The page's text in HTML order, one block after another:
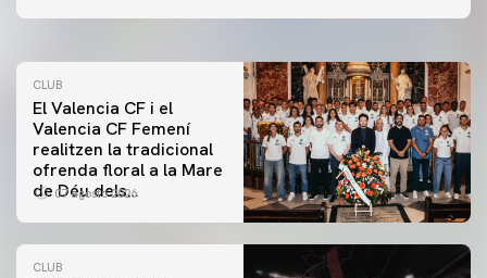
CLUB
El Valencia CF i el
Valencia CF Femení
realitzen la tradicional
ofrenda floral a la Mare
de Déu dels
07 agosto 2026
CLUB